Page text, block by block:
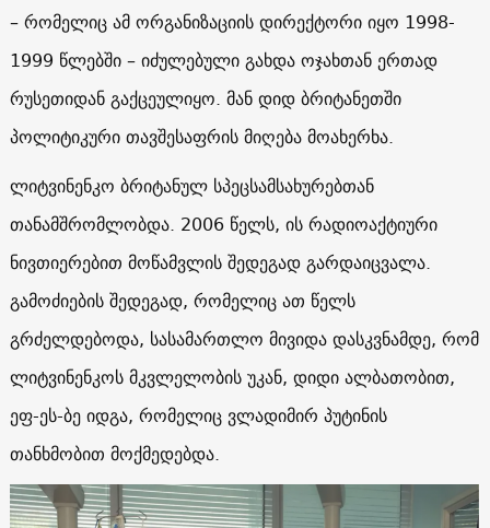
– რომელიც ამ ორგანიზაციის დირექტორი იყო 1998-
1999 წლებში – იძულებული გახდა ოჯახთან ერთად
რუსეთიდან გაქცეულიყო. მან დიდ ბრიტანეთში
პოლიტიკური თავშესაფრის მიღება მოახერხა.
ლიტვინენკო ბრიტანულ სპეცსამსახურებთან
თანამშრომლობდა. 2006 წელს, ის რადიოაქტიური
ნივთიერებით მოწამვლის შედეგად გარდაიცვალა.
გამოძიების შედეგად, რომელიც ათ წელს
გრძელდებოდა, სასამართლო მივიდა დასკვნამდე, რომ
ლიტვინენკოს მკვლელობის უკან, დიდი ალბათობით,
ეფ-ეს-ბე იდგა, რომელიც ვლადიმირ პუტინის
თანხმობით მოქმედებდა.